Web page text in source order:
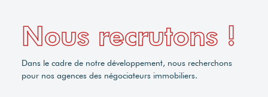
Nous recrutons !
Dans le cadre de notre développement, nous recherchons
pour nos agences des négociateurs immobiliers.